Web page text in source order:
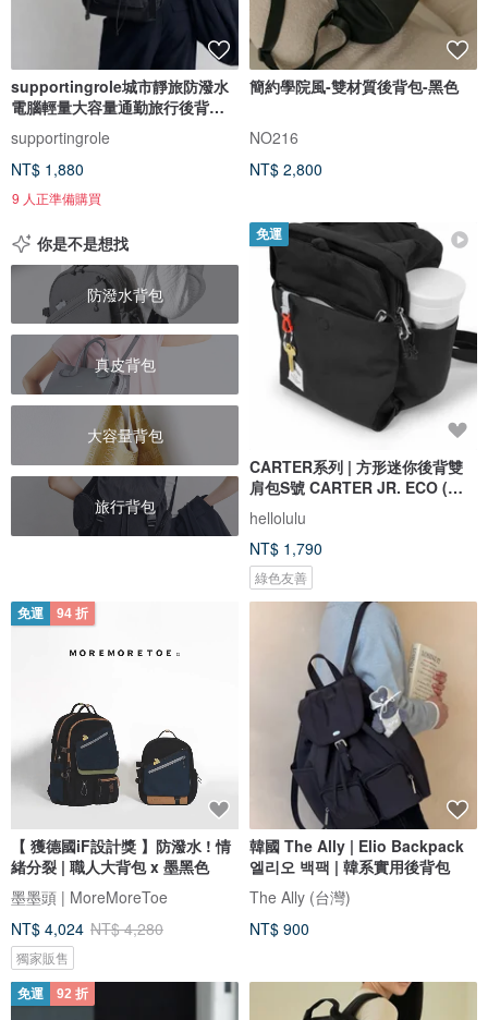
supportingrole城市靜旅防潑水
電腦輕量大容量通勤旅行後背包
supportingrole
NT$ 1,880
9 人正準備購買
簡約學院風-雙材質後背包-黑色
NO216
NT$ 2,800
你是不是想找
防潑水背包
真皮背包
大容量背包
旅行背包
免運
CARTER系列 | 方形迷你後背雙
肩包S號 CARTER JR. ECO (暗
黑)
hellolulu
NT$ 1,790
綠色友善
免運 94 折
【 獲德國iF設計獎 】防潑水 ! 情
緒分裂 | 職人大背包 x 墨黑色
墨墨頭 | MoreMoreToe
NT$ 4,024 NT$ 4,280
獨家販售
韓國 The Ally | Elio Backpack
엘리오 백팩 | 韓系實用後背包
The Ally (台灣)
NT$ 900
免運 92 折